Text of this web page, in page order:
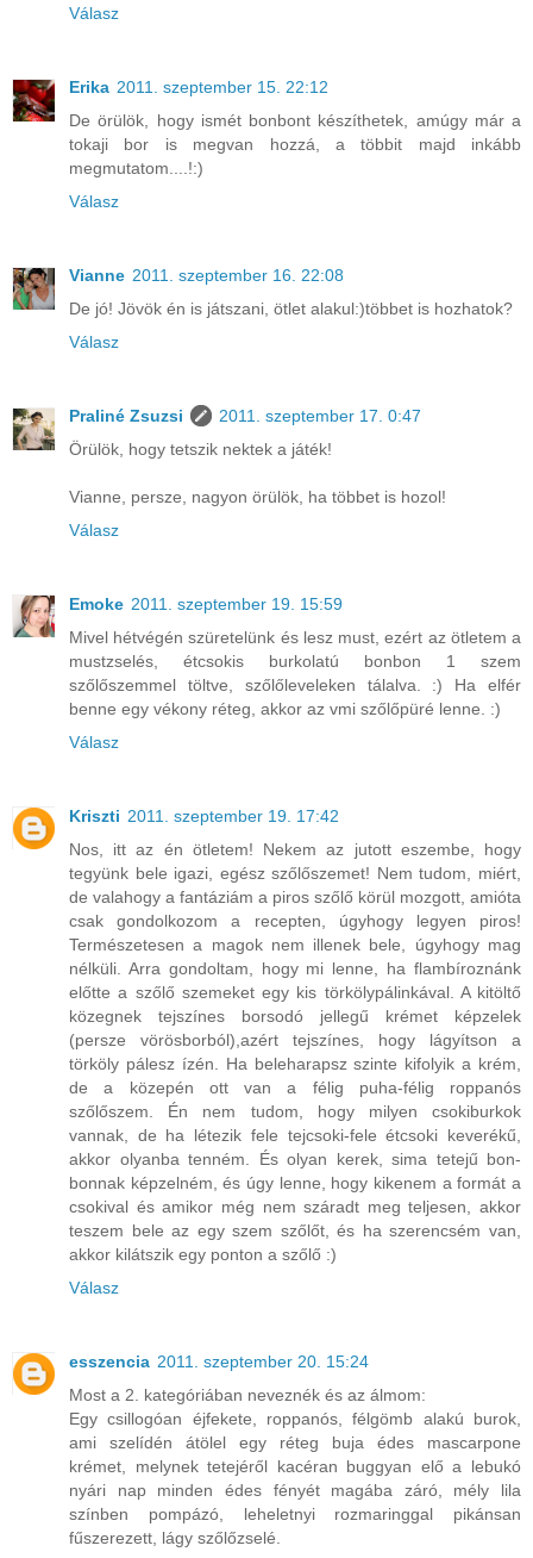
Válasz
Erika 2011. szeptember 15. 22:12
De örülök, hogy ismét bonbont készíthetek, amúgy már a
tokaji bor is megvan hozzá, a többit majd inkább
megmutatom....!:)
Válasz
Vianne 2011. szeptember 16. 22:08
De jó! Jövök én is játszani, ötlet alakul:)többet is hozhatok?
Válasz
Praliné Zsuzsi
2011. szeptember 17. 0:47
Örülök, hogy tetszik nektek a játék!
Vianne, persze, nagyon örülök, ha többet is hozol!
Válasz
Emoke 2011. szeptember 19. 15:59
Mivel hétvégén szüretelünk és lesz must, ezért az ötletem a
mustzselés, étcsokis burkolatú bonbon 1 szem
szőlőszemmel töltve, szőlőleveleken tálalva. :) Ha elfér
benne egy vékony réteg, akkor az vmi szőlőpüré lenne. :)
Válasz
Kriszti 2011. szeptember 19. 17:42
Nos, itt az én ötletem! Nekem az jutott eszembe, hogy
tegyünk bele igazi, egész szőlőszemet! Nem tudom, miért,
de valahogy a fantáziám a piros szőlő körül mozgott, amióta
csak gondolkozom a recepten, úgyhogy legyen piros!
Természetesen a magok nem illenek bele, úgyhogy mag
nélküli. Arra gondoltam, hogy mi lenne, ha flambíroznánk
előtte a szőlő szemeket egy kis törkölypálinkával. A kitöltő
közegnek tejszínes borsodó jellegű krémet képzelek
(persze vörösborból),azért tejszínes, hogy lágyítson a
törköly pálesz ízén. Ha beleharapsz szinte kifolyik a krém,
de a közepén ott van a félig puha-félig roppanós
szőlőszem. Én nem tudom, hogy milyen csokiburkok
vannak, de ha létezik fele tejcsoki-fele étcsoki keverékű,
akkor olyanba tenném. És olyan kerek, sima tetejű bon-
bonnak képzelném, és úgy lenne, hogy kikenem a formát a
csokival és amikor még nem száradt meg teljesen, akkor
teszem bele az egy szem szőlőt, és ha szerencsém van,
akkor kilátszik egy ponton a szőlő :)
Válasz
esszencia 2011. szeptember 20. 15:24
Most a 2. kategóriában neveznék és az álmom:
Egy csillogóan éjfekete, roppanós, félgömb alakú burok,
ami szelídén átölel egy réteg buja édes mascarpone
krémet, melynek tetejéről kacéran buggyan elő a lebukó
nyári nap minden édes fényét magába záró, mély lila
színben pompázó, leheletnyi rozmaringgal pikánsan
fűszerezett, lágy szőlőzselé.